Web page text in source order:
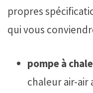
propres
qui vous
pompe à
chaleur air-air